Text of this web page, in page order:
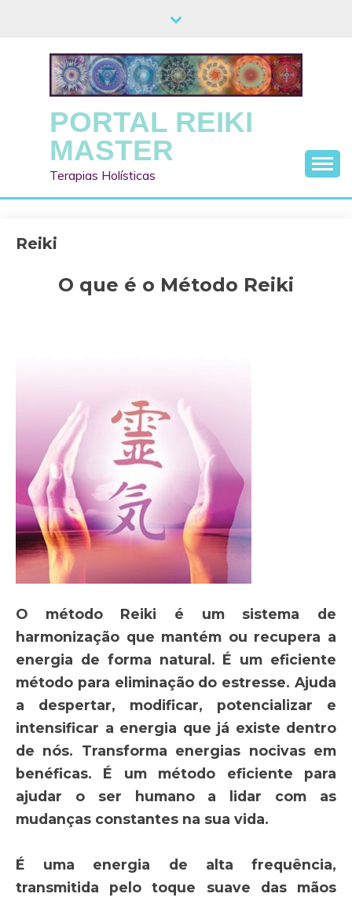
PORTAL REIKI
MASTER
Terapias Holísticas
Reiki
O que é o Método Reiki
O método Reiki é um sistema de
harmonização que mantém ou recupera a
energia de forma natural. É um eficiente
método para eliminação do estresse. Ajuda
a despertar, modificar, potencializar e
intensificar a energia que já existe dentro
de nós. Transforma energias nocivas em
benéficas. É um método eficiente para
ajudar o ser humano a lidar com as
mudanças constantes na sua vida.
É uma energia de alta frequência,
transmitida pelo toque suave das mãos